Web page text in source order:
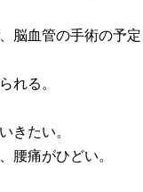
脳血管の手術の予定
れる。
きたい。
腰痛がひどい。